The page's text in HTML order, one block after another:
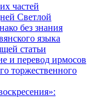
частей
Светлой
без знания
языка
статьи
и перевод ирмосов
торжественного